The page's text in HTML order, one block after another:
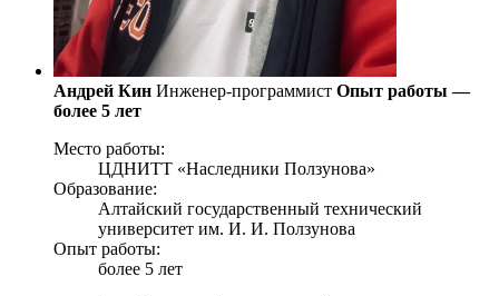
Андрей Кин Инженер-программист Опыт работы —
более 5 лет
Место работы:
ЦДНИТТ «Наследники Ползунова»
Образование:
Алтайский государственный технический
университет им. И. И. Ползунова
Опыт работы:
более 5 лет